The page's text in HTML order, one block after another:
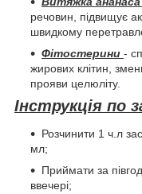
речовин, підвищує
швидкому
Фітостерини -
жирових клітин,
прояви целюліту.
Інструкція по
Розчинити 1 ч.л
мл;
Приймати за
ввечері;